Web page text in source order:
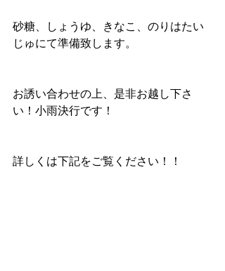
砂糖、しょうゆ、きなこ、のりはたい
じゅにて準備致します。
お誘い合わせの上、是非お越し下さ
い！小雨決行です！
詳しくは下記をご覧ください！！